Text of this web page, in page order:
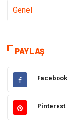
Genel
Hukuk
Elektronik
PAYLAŞ
Facebook
Pinterest